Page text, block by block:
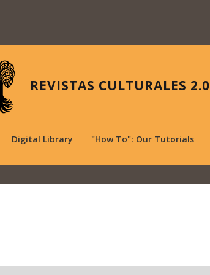
REVISTAS CULTURALES 2.0
Digital Library "How To": Our Tutorials